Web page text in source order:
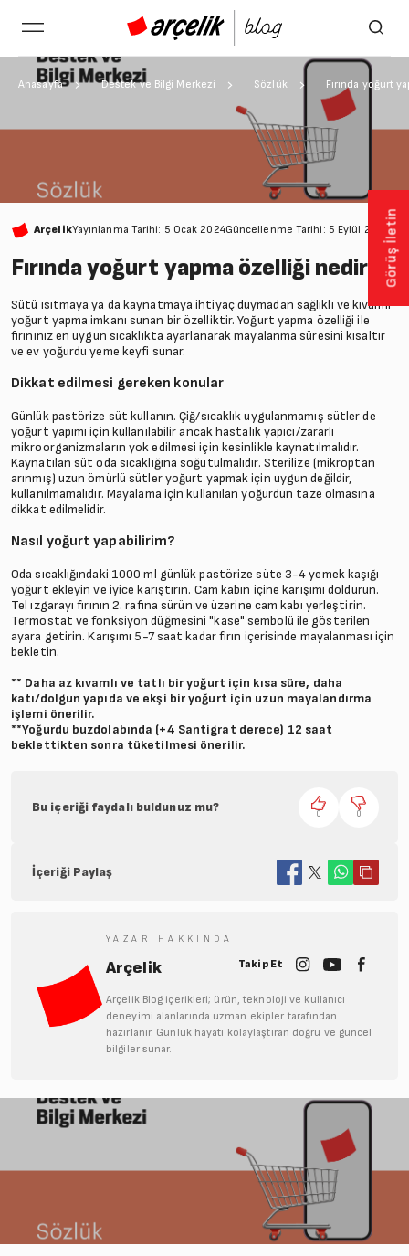
Anasayfa Destek ve Bilgi Merkezi Sözlük Fırında yoğurt
ArçelikYayınlanma Tarihi: 5 Ocak 2024Güncellenme Tarihi: 5 Eylül 20241
Fırında yoğurt yapma özelliği nedir?
Sütü ısıtmaya ya da kaynatmaya ihtiyaç duymadan sağlıklı ve kıvamlı
yoğurt yapma imkanı sunan bir özelliktir. Yoğurt yapma özelliği ile
fırınınız en uygun sıcaklıkta ayarlanarak mayalanma süresini kısaltır
ve ev yoğurdu yeme keyfi sunar.
Dikkat edilmesi gereken konular
Günlük pastörize süt kullanın. Çiğ/sıcaklık uygulanmamış sütler de
yoğurt yapımı için kullanılabilir ancak hastalık yapıcı/zararlı
mikroorganizmaların yok edilmesi için kesinlikle kaynatılmalıdır.
Kaynatılan süt oda sıcaklığına soğutulmalıdır. Sterilize (mikroptan
arınmış) uzun ömürlü sütler yoğurt yapmak için uygun değildir,
kullanılmamalıdır. Mayalama için kullanılan yoğurdun taze olmasına
dikkat edilmelidir.
Nasıl yoğurt yapabilirim?
Oda sıcaklığındaki 1000 ml günlük pastörize süte 3-4 yemek kaşığı
yoğurt ekleyin ve iyice karıştırın. Cam kabın içine karışımı doldurun.
Tel ızgarayı fırının 2. rafına sürün ve üzerine cam kabı yerleştirin.
Termostat ve fonksiyon düğmesini "kase" sembolü ile gösterilen
ayara getirin. Karışımı 5-7 saat kadar fırın içerisinde mayalanması için
bekletin.
** Daha az kıvamlı ve tatlı bir yoğurt için kısa süre, daha
katı/dolgun yapıda ve ekşi bir yoğurt için uzun mayalandırma
işlemi önerilir.
**Yoğurdu buzdolabında (+4 Santigrat derece) 12 saat
beklettikten sonra tüketilmesi önerilir.
Bu içeriği faydalı buldunuz mu? 0 0
İçeriği Paylaş
YAZAR HAKKINDA
Arçelik Takip Et
Arçelik Blog içerikleri; ürün, teknoloji ve kullanıcı
deneyimi alanlarında uzman ekipler tarafından
hazırlanır. Günlük hayatı kolaylaştıran doğru ve güncel
bilgiler sunar.
Görüş İletin